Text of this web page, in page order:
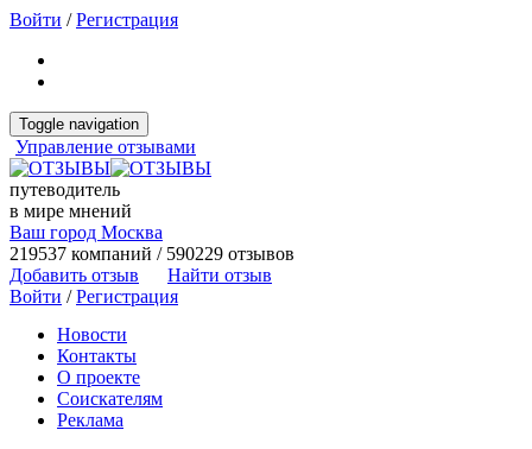
Войти /Регистрация
Toggle navigation
Управление отзывами
путеводитель
в мире мнений
Ваш город Москва
219537 компаний / 590229 отзывов
Добавить отзыв
Найти отзыв
Войти /Регистрация
Новости
Контакты
О проекте
Соискателям
Реклама